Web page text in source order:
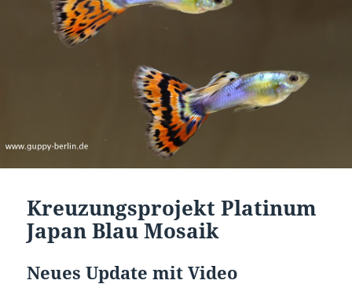
Kreuzungsprojekt Platinum
Japan Blau Mosaik
Neues Update mit Video